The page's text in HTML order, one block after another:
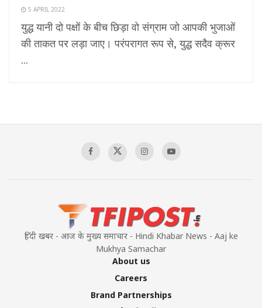
5 APRIL 2022
युद्ध यानी दो पक्षों के बीच छिड़ा वो संग्राम जो आपकी भुजाओं
की ताकत पर लड़ा जाए। परंपरागत रूप से, युद्ध सदैव क्रूर
...
हिंदी खबर - आज के मुख्य समाचार - Hindi Khabar News - Aaj ke
Mukhya Samachar
About us
Careers
Brand Partnerships